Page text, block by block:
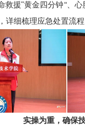
救援"黄金四分钟"、心
细梳理应急处置流
实操为重，确保